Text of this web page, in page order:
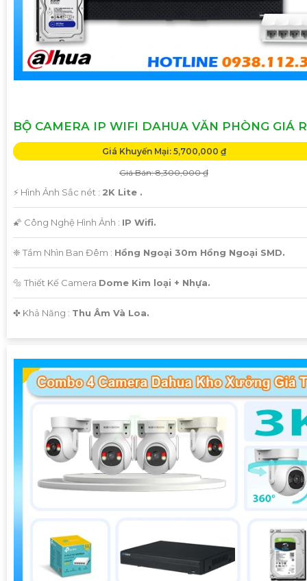
BỘ CAMERA IP WIFI DAHUA VĂN PHÒNG GIÁ
Giá Khuyến Mại: 5,700,000 ₫
Giá Bán: 8,300,000 ₫
️⚡ Hình Ảnh Sắc nét : 2K Lite .
🌠 Công Nghệ Hình Ảnh : IP Wifi.
❈ Tầm Nhìn Ban Đêm : Hồng Ngoại 30m Hồng Ngoại SMD.
🔩 Thiết Kế Camera Dome Kim loại + Nhựa.
️✤ Khả Năng : Thu Âm Và Loa.